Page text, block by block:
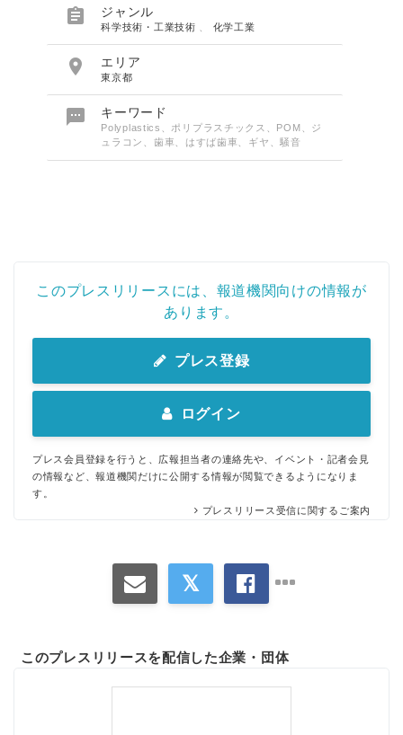
 ジャンル
科学技術・工業技術 化学工業
 エリア
東京都
 キーワード
Polyplastics、ポリプラスチックス、POM、ジ
ュラコン、歯車、はすば歯車、ギヤ、騒音
このプレスリリースには、報道機関向けの情報が
あります。
プレス登録
ログイン
プレス会員登録を行うと、広報担当者の連絡先や、イベント・記者会見
の情報など、報道機関だけに公開する情報が閲覧できるようになりま
す。
プレスリリース受信に関するご案内
このプレスリリースを配信した企業・団体